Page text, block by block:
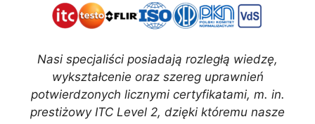
Nasi specjaliści posiadają rozległą wiedzę,
wykształcenie oraz szereg uprawnień
potwierdzonych licznymi certyfikatami, m. in.
prestiżowy ITC Level 2, dzięki któremu nasze